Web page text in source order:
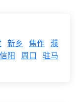
新乡 焦作 濮
信阳 周口
驻马